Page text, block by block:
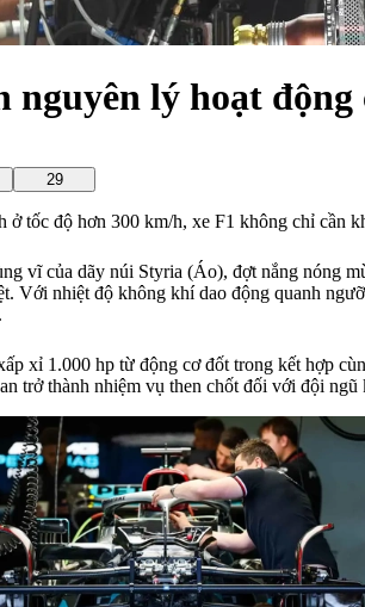
nguyên lý hoạt
29
ở tốc độ hơn 300 km/h, xe F1 không chỉ cần
vĩ của dãy núi Styria (Áo), đợt nắng nóng
Với nhiệt độ không khí dao động quanh
xỉ 1.000 hp từ động cơ đốt trong kết hợp
trở thành nhiệm vụ then chốt đối với đội